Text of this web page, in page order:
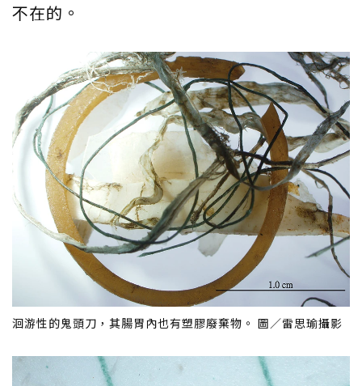
不在的。
洄游性的鬼頭刀，其腸胃內也有塑膠廢棄物。 圖／雷思瑜攝影